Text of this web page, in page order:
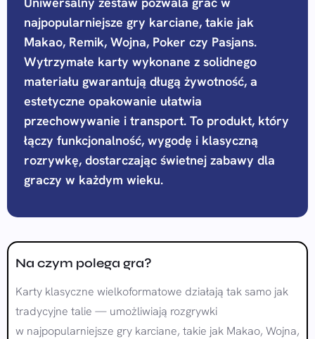
najpopularniejsze gry karciane, takie jak
Makao, Remik, Wojna, Poker czy Pasjans.
Wytrzymałe karty wykonane z solidnego
materiału gwarantują długą żywotność, a
estetyczne opakowanie ułatwia
przechowywanie i transport. To produkt, który
łączy funkcjonalność, wygodę i klasyczną
rozrywkę, dostarczając świetnej zabawy dla
graczy w każdym wieku.
Na czym polega gra?
Karty klasyczne wielkoformatowe działają tak samo jak
tradycyjne talie — umożliwiają rozgrywki
w najpopularniejsze gry karciane, takie jak Makao, Wojna,